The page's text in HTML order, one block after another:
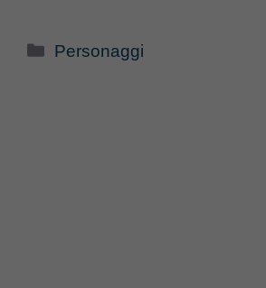
Categorie
Personaggi